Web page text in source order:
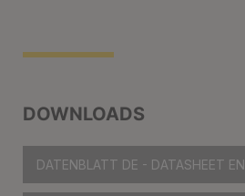
DOWNLOADS
DATENBLATT DE - DATASHEET EN